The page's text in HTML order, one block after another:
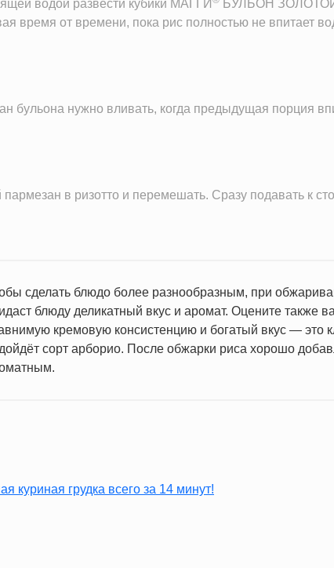
водой развести кубики МАГГИ БУЛЬОН
время от времени, пока рис полностью не впитает
бульона нужно вливать, когда предыдущая порция
в ризотто и перемешать. Сразу подавать к
сделать блюдо более разнообразным, при
блюду деликатный вкус и аромат. Оцените также
кремовую консистенцию и богатый вкус — это
сорт арборио. После обжарки риса хорошо